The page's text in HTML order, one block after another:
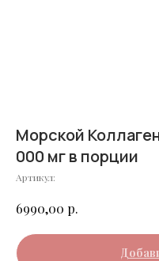
Морской
000 мг в порции
Артикул:
6990,00 р.